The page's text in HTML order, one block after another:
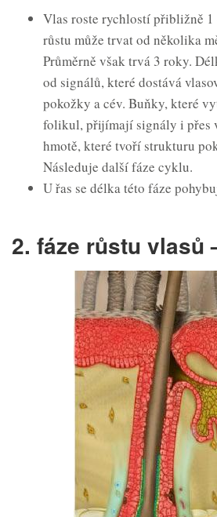
Vlas roste rychlostí přibližně 1
růstu může trvat od několika
Průměrně však trvá 3 roky.
od signálů, které dostává
pokožky a cév. Buňky, které
folikul, přijímají signály i přes
hmotě, které tvoří strukturu
Následuje další fáze cyklu.
U řas se délka této fáze
2. fáze růstu vlasů